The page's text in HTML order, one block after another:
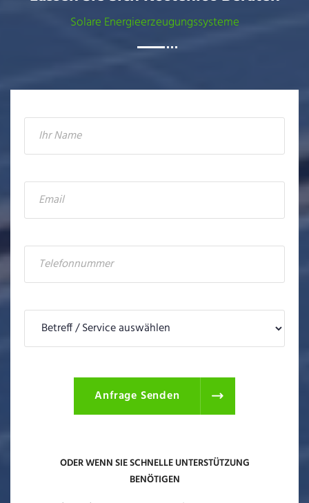
Solare Energieerzeugungssysteme
Anfrage Senden
ODER WENN SIE SCHNELLE UNTERSTÜTZUNG
BENÖTIGEN